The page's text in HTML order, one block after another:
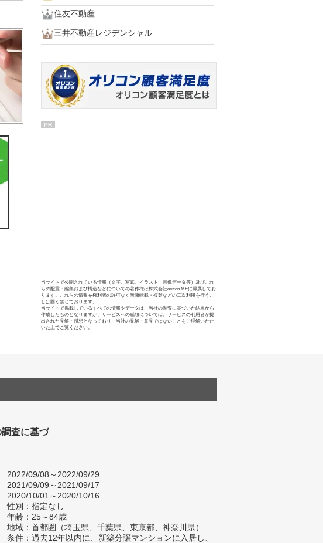
住友不動産
三井不動産レジデンシャル
PR
当サイトで公開されている情報（文字、写真、イラスト、画像データ等）及びこれ
らの配置・編集および構造などについての著作権は株式会社oricon MEに帰属してお
ります。これらの情報を権利者の許可なく無断転載・複製などの二次利用を行うこ
とは固く禁じております。
当サイトで掲載しているすべての情報やデータは、当社の調査に基づいた結果から
作成したものとなりますが、サービスへの感想については、サービスの利用者が提
出された見解・感想となっており、当社の見解・意見ではないことをご理解いただ
いた上でご覧ください。
査に基づ
2022/09/08～2022/09/29
2021/09/09～2021/09/17
2020/10/01～2020/10/16
性別：指定なし
年齢：25～84歳
地域：首都圏（埼玉県、千葉県、東京都、神奈川県）
条件：過去12年以内に、新築分譲マンションに入居し、